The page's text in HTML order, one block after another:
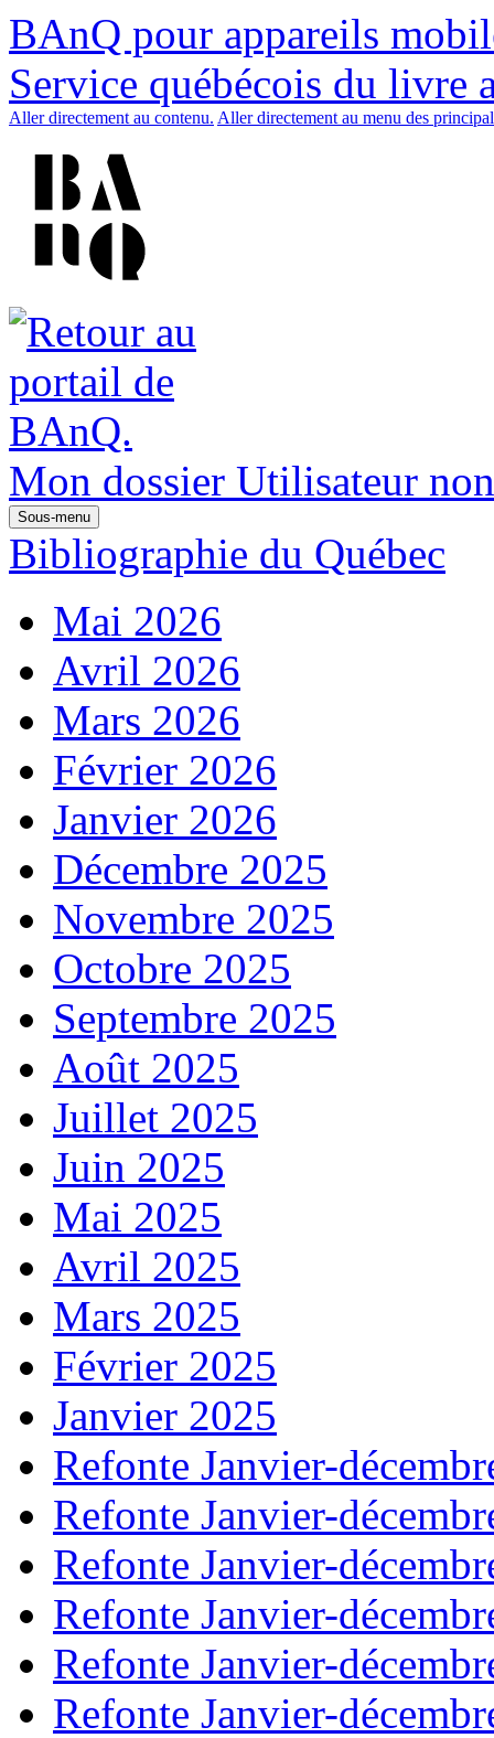
BAnQ pour appareils
Service québécois du livre
Aller directement au contenu. Aller directement au menu des
Mon dossier Utilisateur
Sous-menu
Bibliographie du Québec
Mai 2026
Avril 2026
Mars 2026
Février 2026
Janvier 2026
Décembre 2025
Novembre 2025
Octobre 2025
Septembre 2025
Août 2025
Juillet 2025
Juin 2025
Mai 2025
Avril 2025
Mars 2025
Février 2025
Janvier 2025
Refonte Janvier-
Refonte Janvier-
Refonte Janvier-
Refonte Janvier-
Refonte Janvier-
Refonte Janvier-